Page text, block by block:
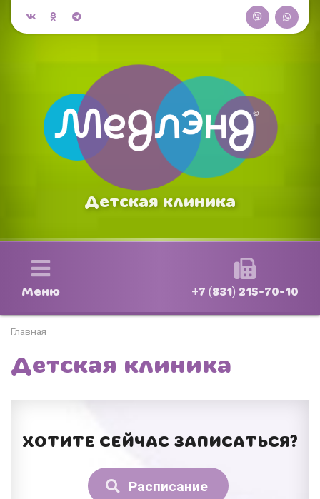
Детская клиника
Меню +7 (831) 215-70-10
Главная
Детская клиника
ХОТИТЕ СЕЙЧАС ЗАПИСАТЬСЯ?
Расписание